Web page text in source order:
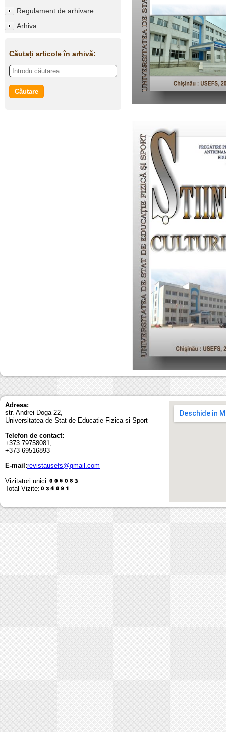
Regulament de arhivare
Arhiva
Căutați articole în arhivă:
Adresa:
str. Andrei Doga 22,
Universitatea de Stat de Educatie Fizica si Sport
Telefon de contact:
+373 79758081;
+373 69516893
E-mail:revistausefs@gmail.com
Vizitatori unici:
Total Vizite: